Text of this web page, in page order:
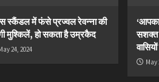
स्कैंडल में फंसे प्रज्वल रेवन्ना की
मुश्किलें, हो सकता है उम्रकैद
24, 2024
सशक्त
May